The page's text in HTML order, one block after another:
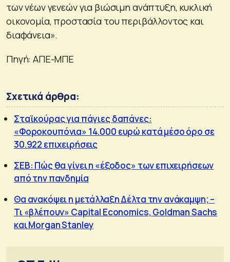
των νέων γενεών για βιώσιμη ανάπτυξη, κυκλική
οικονομία, προστασία του περιβάλλοντος και
διαφάνεια».
Πηγή: ΑΠΕ-ΜΠΕ
Σχετικά άρθρα:
Σταϊκούρας για πάγιες δαπάνες:
«Φοροκουπόνια» 14.000 ευρώ κατά μέσο όρο σε
30.922 επιχειρήσεις
ΣΕΒ: Πώς θα γίνει η «έξοδος» των επιχειρήσεων
από την πανδημία
Θα ανακόψει η μετάλλαξη Δέλτα την ανάκαμψη; –
Τι «βλέπουν» Capital Economics, Goldman Sachs
και Morgan Stanley